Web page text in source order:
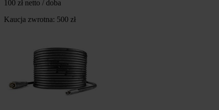
100 zł netto / doba
Kaucja zwrotna: 500 zł